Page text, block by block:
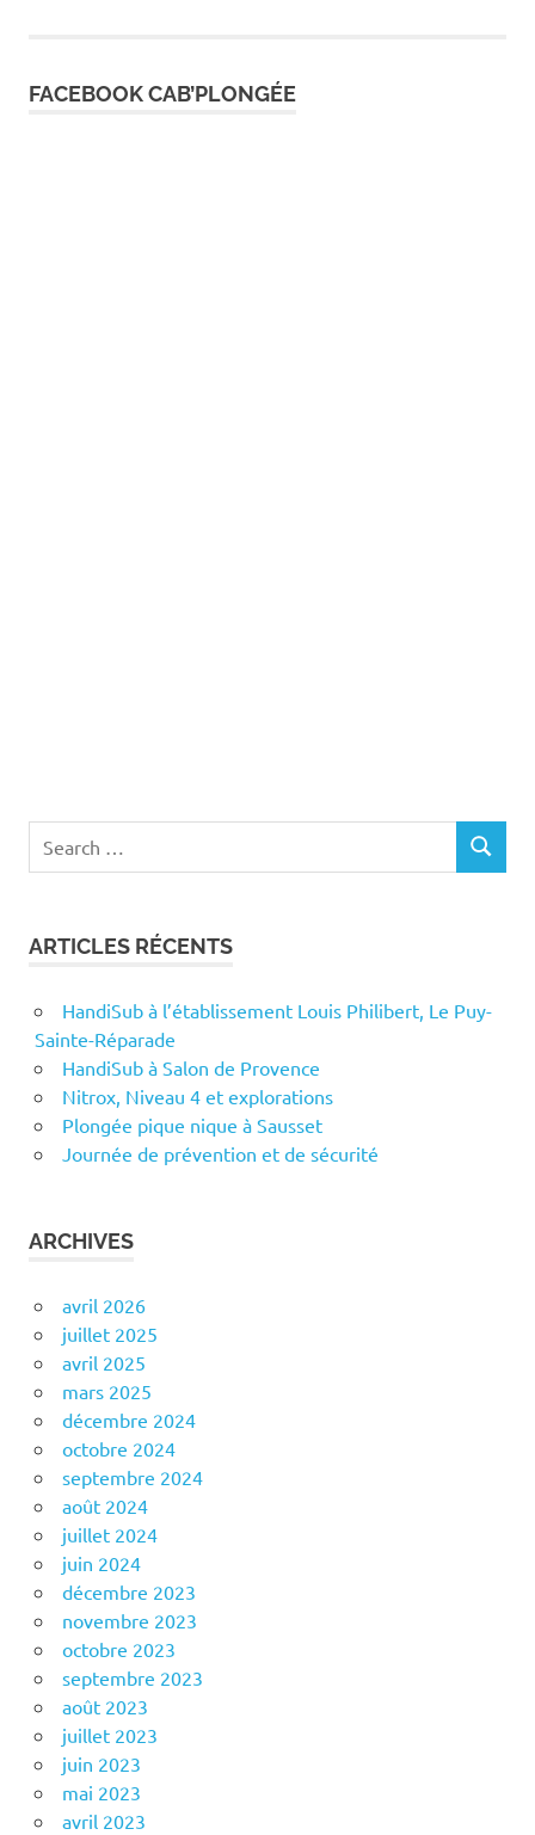
FACEBOOK CAB’PLONGÉE
for:
SEARCH
ARTICLES RÉCENTS
HandiSub à l’établissement Louis Philibert, Le Puy-
Sainte-Réparade
HandiSub à Salon de Provence
Nitrox, Niveau 4 et explorations
Plongée pique nique à Sausset
Journée de prévention et de sécurité
ARCHIVES
avril 2026
juillet 2025
avril 2025
mars 2025
décembre 2024
octobre 2024
septembre 2024
août 2024
juillet 2024
juin 2024
décembre 2023
novembre 2023
octobre 2023
septembre 2023
août 2023
juillet 2023
juin 2023
mai 2023
avril 2023